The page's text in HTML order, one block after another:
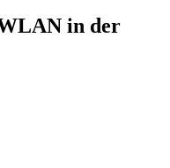
in der